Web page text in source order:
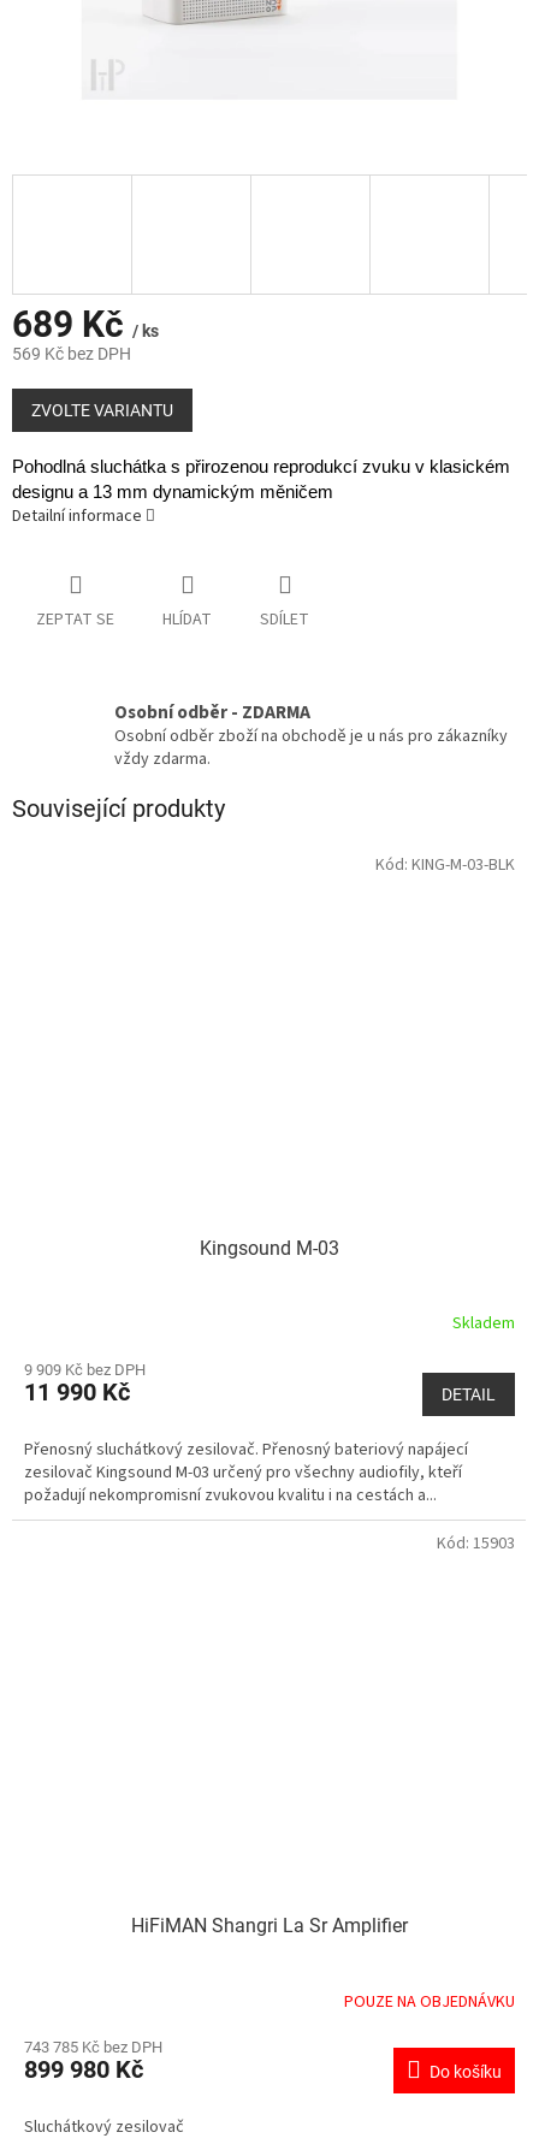
689 Kč / ks
569 Kč bez DPH
Měrná
cena:
ZVOLTE VARIANTU
Pohodlná sluchátka s přirozenou reprodukcí zvuku v klasickém
designu a 13 mm dynamickým měničem
Detailní informace
ZEPTAT SE HLÍDAT SDÍLET
Osobní odběr - ZDARMA
Osobní odběr zboží na obchodě je u nás pro zákazníky
vždy zdarma.
Související produkty
Kingsound M-03
Skladem
9 909 Kč bez DPH
11 990 Kč DETAIL
Přenosný sluchátkový zesilovač. Přenosný bateriový napájecí
zesilovač Kingsound M-03 určený pro všechny audiofily, kteří
požadují nekompromisní zvukovou kvalitu i na cestách a...
Kód: KING-M-03-BLK
HiFiMAN Shangri La Sr Amplifier
POUZE NA OBJEDNÁVKU
743 785 Kč bez DPH
899 980 Kč Do košíku
Sluchátkový zesilovač
Kód: 15903